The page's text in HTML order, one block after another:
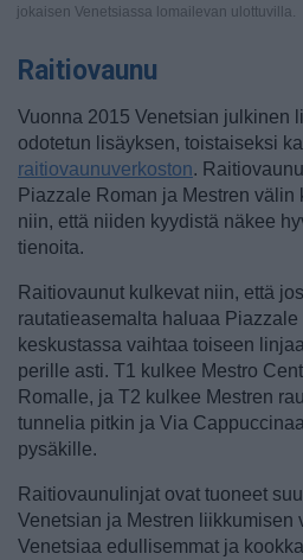
jokaisen Venetsiassa lomailevan ulottuvilla.
Raitiovaunu
Vuonna 2015 Venetsian julkinen
odotetun lisäyksen, toistaiseksi
raitiovaunuverkoston.
Piazzale Roman ja Mestren
niin, että niiden kyydistä näkee
tienoita.
Raitiovaunut kulkevat niin, että
rautatieasemalta haluaa
keskustassa vaihtaa toiseen
perille asti. T1 kulkee Mestro
Romalle, ja T2 kulkee Mestren
tunnelia pitkin ja Via
pysäkille.
Raitiovaunulinjat ovat tuoneet
Venetsian ja Mestren liikkumisen
Venetsiaa edullisemmat ja